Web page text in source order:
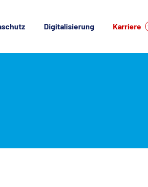
Digitalisierung Karriere